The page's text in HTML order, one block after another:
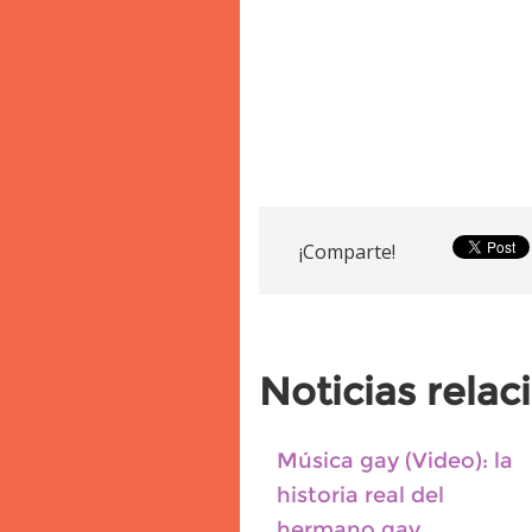
¡Comparte!
Noticias
Música gay (Video): la
historia real del